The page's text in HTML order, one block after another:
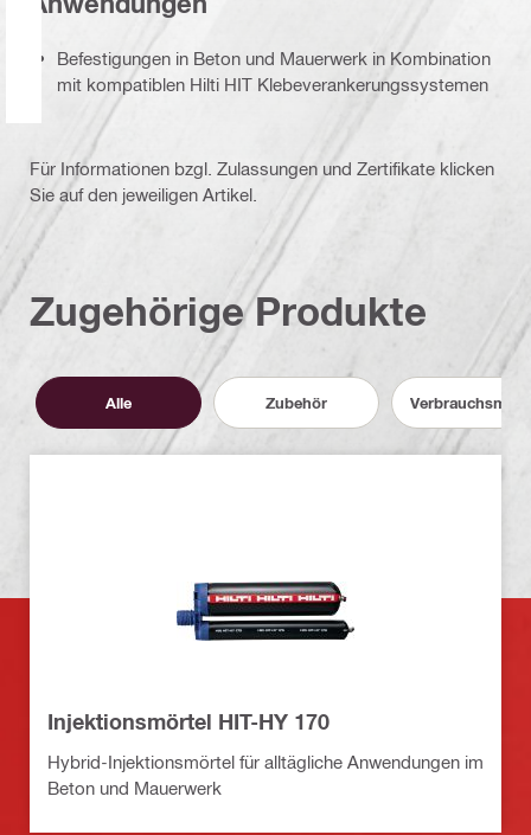
Befestigungen in Beton und Mauerwerk in Kombination
mit kompatiblen Hilti HIT Klebeverankerungssystemen
Für Informationen bzgl. Zulassungen und Zertifikate klicken
Sie auf den jeweiligen Artikel.
Zugehörige Produkte
Alle Zubehör
Injektionsmörtel HIT-HY 170
Hybrid-Injektionsmörtel für alltägliche Anwendungen im
Beton und Mauerwerk